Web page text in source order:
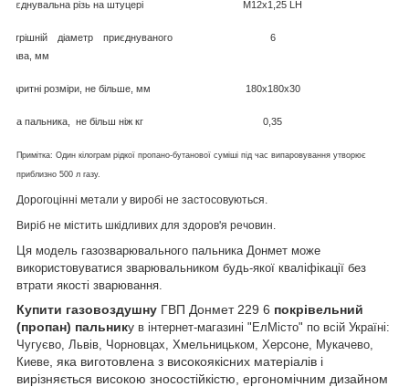
різь на штуцері М12х1,25 LH
діаметр приєднуваного
мм
6
розміри, не більше, мм 180x180x30
пальника, не більш ніж кг 0,35
Примітка: Один кілограм рідкої пропано-бутанової суміші під час випаровування утворює
приблизно 500 л газу.
Дорогоцінні метали у виробі не застосовуються.
Виріб не містить шкідливих для здоров'я речовин.
Ця модель газозварювального пальника Донмет може
використовуватися зварювальником будь-якої кваліфікації без
втрати якості зварювання.
Купити газовоздушну ГВП Донмет 229 6 покрівельний
(пропан) пальнику в інтернет-магазині "ЕлМісто" по всій Україні:
Чугуєво, Львів, Чорновцах, Хмельницьком, Херсоне, Мукачево,
Киеве , яка виготовлена з високоякісних матеріалів і
вирізняється високою зносостійкістю, ергономічним дизайном